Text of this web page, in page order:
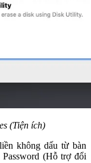
(Tiện ích)
không dấu từ bàn
(Hỗ trợ đổi